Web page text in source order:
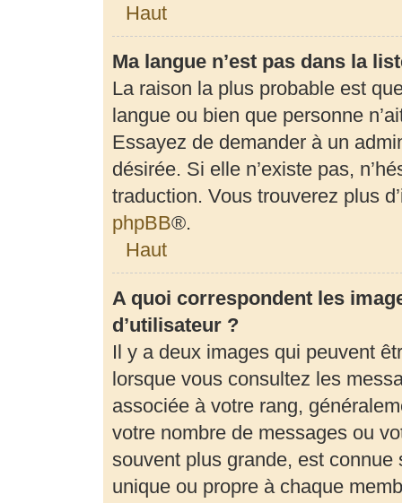
Haut
Ma langue n’est pas dans la
La raison la plus probable est
langue ou bien que personne
Essayez de demander à un
désirée. Si elle n’existe pas,
traduction. Vous trouverez plus
phpBB®.
Haut
A quoi correspondent les
d’utilisateur ?
Il y a deux images qui peuvent
lorsque vous consultez les
associée à votre rang,
votre nombre de messages ou
souvent plus grande, est connue
unique ou propre à chaque